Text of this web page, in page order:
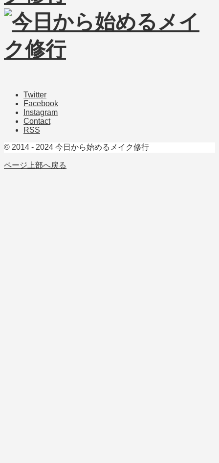
Twitter
Facebook
Instagram
Contact
RSS
© 2014 - 2024 今日から始めるメイク修行
ページ上部へ戻る